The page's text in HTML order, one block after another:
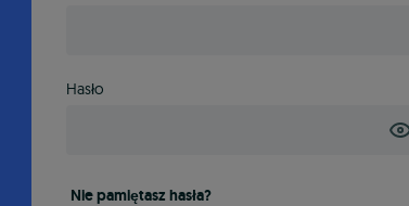
Hasło
Nie pamiętasz hasła?